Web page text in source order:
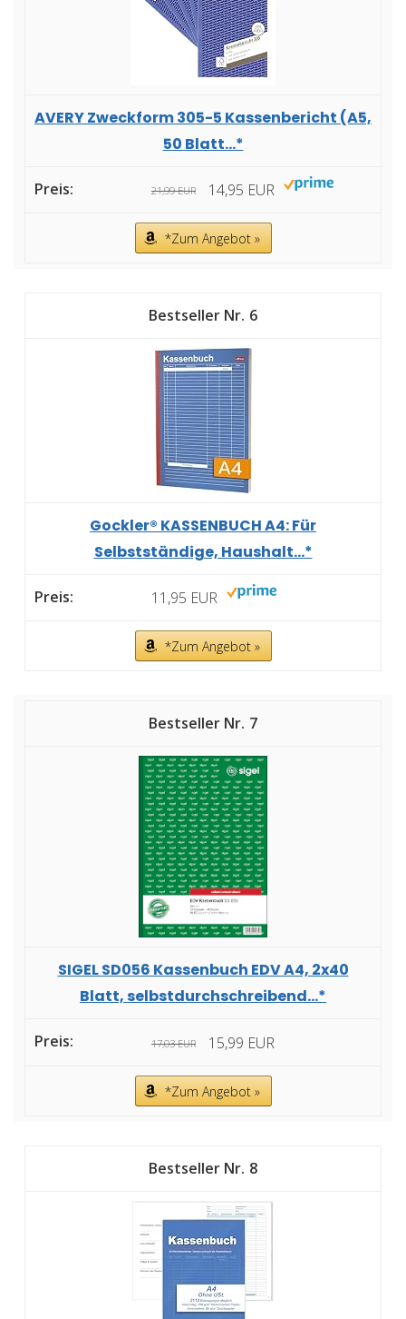
AVERY Zweckform 305-5 Kassenbericht (A5,
50 Blatt...*
21,99 EUR 14,95 EUR
*Zum Angebot »
6
Gockler® KASSENBUCH A4: Für
Selbstständige, Haushalt...*
11,95 EUR
*Zum Angebot »
7
SIGEL SD056 Kassenbuch EDV A4, 2x40
Blatt, selbstdurchschreibend...*
17,03 EUR 15,99 EUR
*Zum Angebot »
8